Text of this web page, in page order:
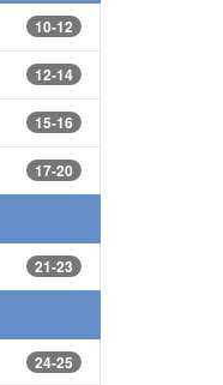
10-12
12-14
15-16
17-20
21-23
24-25